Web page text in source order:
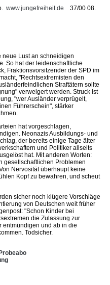
www.jungefreiheit.de 37/00 08.
neue Lust an schneidigen
So hat der leidenschaftliche
Fraktionsvorsitzender der SPD im
"Rechtsextremisten den
Straftätern sollte
verweigert werden. Struck ist
"wer Ausländer verprügelt,
Führerschein", stärker
hat vorgeschlagen,
Neonazis Ausbildungs- und
der bereits einige Tage älter
und Politiker allseits
hat. Mit anderen Worten:
gesellschaftlichen Problemen
Nervosität überhaupt keine
Kopf zu bewahren, und scheut
sicher noch klügere Vorschläge
von Deutschen weit früher
"Schon Kinder bei
die Zulassung zur
entmündigen und ab in die
Todsicher.
Probeabo